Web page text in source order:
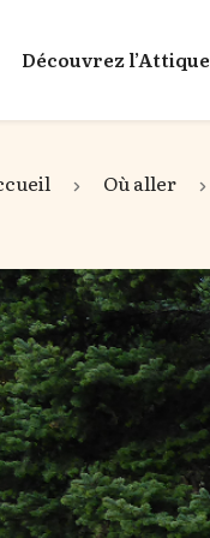
Découvrez l’Attique
Où aller